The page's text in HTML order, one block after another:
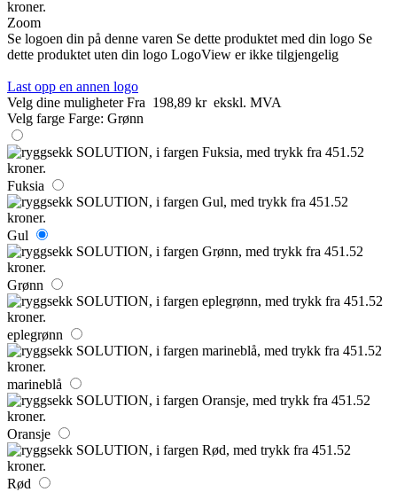
Zoom
Se logoen din på denne varen Se dette produktet med din logo Se
dette produktet uten din logo LogoView er ikke tilgjengelig
Last opp en annen logo
Velg dine muligheter Fra 198,89 kr ekskl. MVA
Velg farge Farge: Grønn
Fuksia
Gul
Grønn
eplegrønn
marineblå
Oransje
Rød